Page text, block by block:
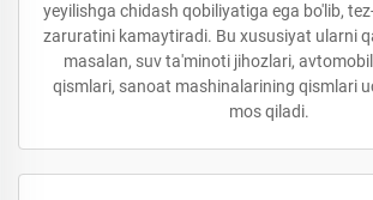
yeyilishga chidash qobiliyatiga ega bo'lib,
zaruratini kamaytiradi. Bu xususiyat ularni
masalan, suv ta'minoti jihozlari,
qismlari, sanoat mashinalarining qismlari
mos qiladi.